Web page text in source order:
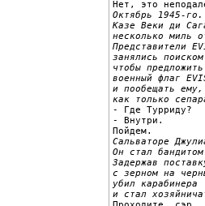
Октябрь 1945-го.
Казе Веки ди
несколько миль
Представители
занялись
чтобы
военный флаг
и пообещать
как только
- Где Турриду?
- Внутри.
Сальваторе
Он стал
Задержав
с зерном на
убил карабинера
и стал